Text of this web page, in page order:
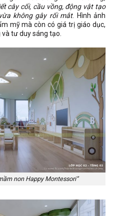
cây cối, cầu vồng, động vật tạo
không gây rối mắt. Hình ảnh
mỹ mà còn có giá trị giáo dục,
tư duy sáng tạo.
non Happy Montessori”